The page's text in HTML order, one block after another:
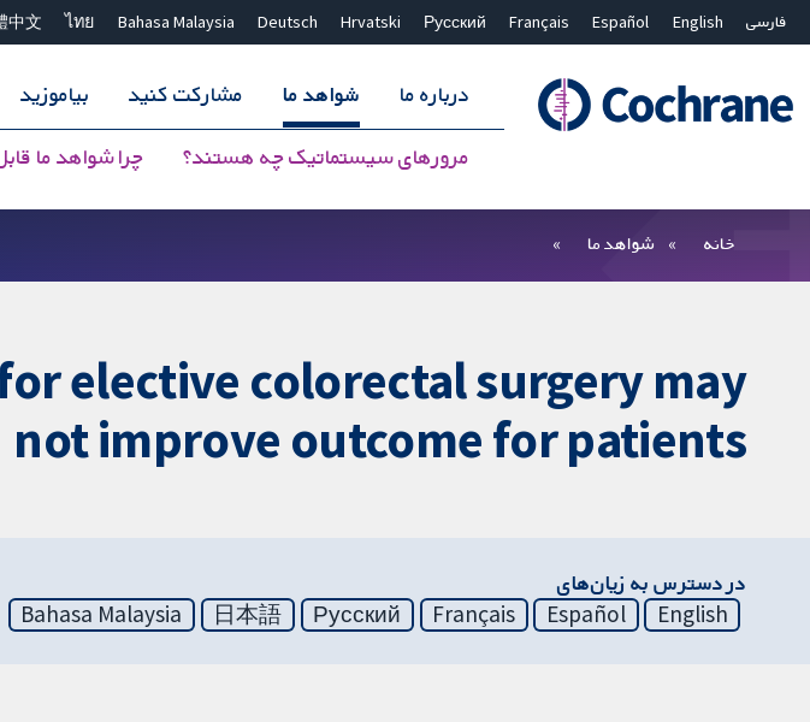
فارسی English
Español
Français
Русский
Hrvatski
Deutsch
Bahasa Malaysia
ไทย
中文
درباره ما شواهد ما
مرورهای سیستماتیک چه هستند؟ چرا شواهد ما
مشارکت کنید بیاموزید
بستن جستجو ✖
خانه شواهد ما
elective colorectal surgery may
not improve outcome for patients
در دسترس به زیان‌های
English
Español
Français
Русский
日本語
Bahasa Malaysia